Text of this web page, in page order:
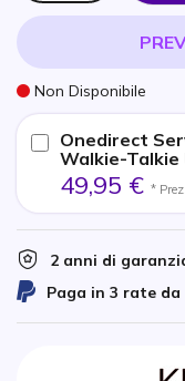
Non Disponibile
Onedirect
Walkie-Talkie
49,95 € *
2 anni di
Paga in 3 rate da